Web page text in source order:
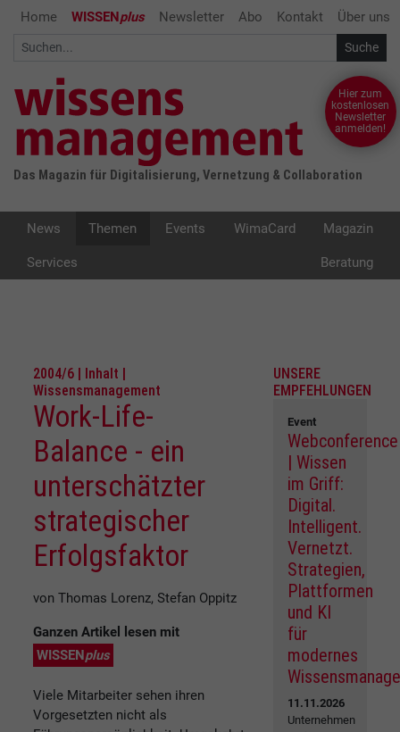
Home WISSENplus Newsletter Abo Kontakt Über uns
Das Magazin für Digitalisierung, Vernetzung & Collaboration
Hier zum
kostenlosen
Newsletter
anmelden!
News Themen Events WimaCard Magazin
Services Beratung
2004/6 | Inhalt |
Wissensmanagement
Work-Life-
Balance - ein
unterschätzter
strategischer
Erfolgsfaktor
von Thomas Lorenz, Stefan Oppitz
Ganzen Artikel lesen mit
WISSENplus
Viele Mitarbeiter sehen ihren
Vorgesetzten nicht als
UNSERE
EMPFEHLUNGEN
Event
Webconference
| Wissen
im Griff:
Digital.
Intelligent.
Vernetzt.
Strategien,
Plattformen
und KI
für
modernes
11.11.2026
Unternehmen